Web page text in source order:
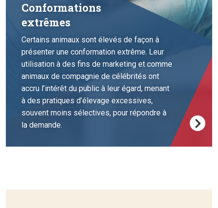
Conformations
extrêmes
Certains animaux sont élevés de façon à
présenter une conformation extrême. Leur
utilisation à des fins de marketing et comme
animaux de compagnie de célébrités ont
accru l’intérêt du public à leur égard, menant
à des pratiques d’élevage excessives,
souvent moins sélectives, pour répondre à
la demande.